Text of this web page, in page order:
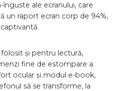
ale ecranului, care
un raport ecran corp de 94%,
și pentru lectură,
fine de estompare a
ocular și modul e-book,
să se transforme, la